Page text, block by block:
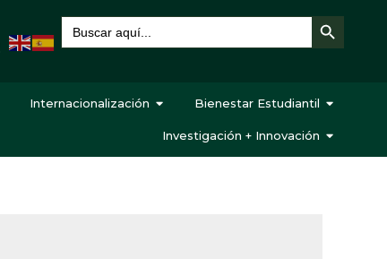
Buscar: Botón de búsqueda
Internacionalización Bienestar Estudiantil
Investigación + Innovación